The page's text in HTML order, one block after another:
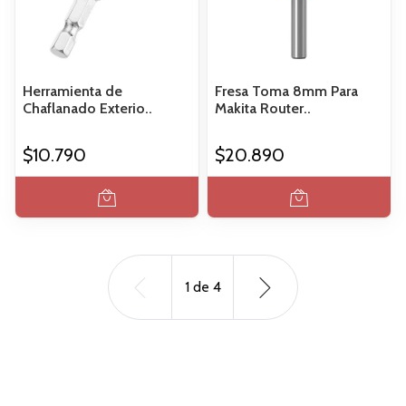
Herramienta de
Chaflanado Exterio..
$10.790
Fresa Toma 8mm Para
Makita Router..
$20.890
1 de 4